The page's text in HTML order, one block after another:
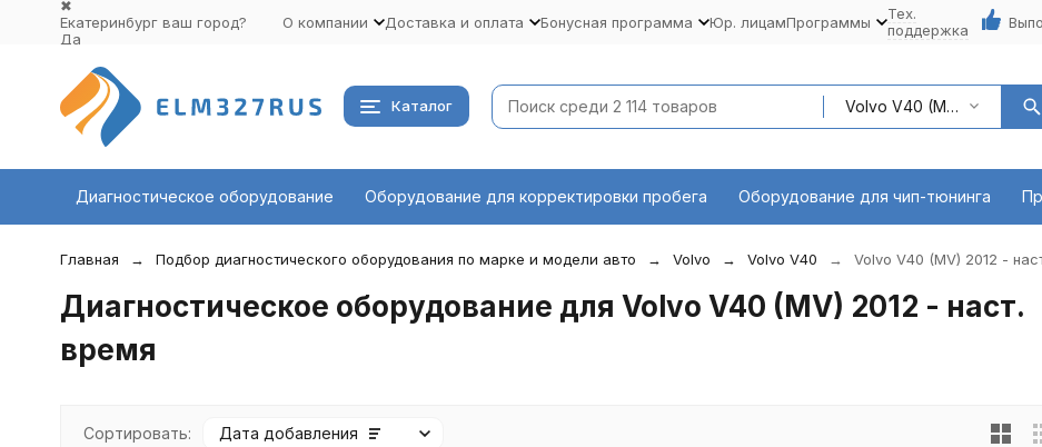
✖
Екатеринбург ваш город?
Да
О компании Доставка и оплата Бонусная программа Юр. лицамПрограммы
Тех.
поддержка
Каталог Volvo V40 (MV) 2012 - наст. время
Диагностическое оборудование Оборудование для корректировки пробега Оборудование для чип-тюнинга
Главная Подбор диагностического оборудования по марке и модели авто Volvo Volvo V40 Volvo V40 (MV) 2012 -
Диагностическое оборудование для Volvo V40 (MV) 2012 - наст.
время
Сортировать: Дата добавления